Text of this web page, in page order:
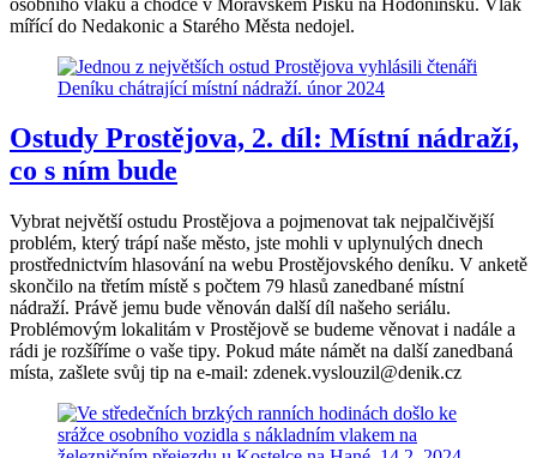
mířící do Nedakonic a Starého Města nedojel.
Ostudy Prostějova, 2. díl: Místní nádraží,
co s ním bude
Vybrat největší ostudu Prostějova a pojmenovat tak nejpalčivější
problém, který trápí naše město, jste mohli v uplynulých dnech
prostřednictvím hlasování na webu Prostějovského deníku. V anketě
skončilo na třetím místě s počtem 79 hlasů zanedbané místní
nádraží. Právě jemu bude věnován další díl našeho seriálu.
Problémovým lokalitám v Prostějově se budeme věnovat i nadále a
rádi je rozšíříme o vaše tipy. Pokud máte námět na další zanedbaná
místa, zašlete svůj tip na e-mail: zdenek.vyslouzil@denik.cz